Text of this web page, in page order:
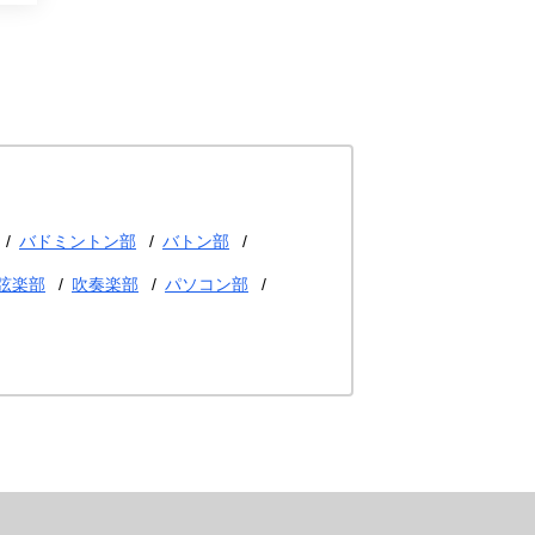
バドミントン部 バトン部
楽部 吹奏楽部 パソコン部